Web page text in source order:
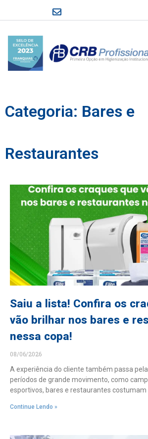
Categoria: Bares e
Restaurantes
Saiu a lista! Confira os
vão brilhar nos bares e
nessa copa!
08/06/2026
A experiência do cliente também passa
períodos de grande movimento, como
esportivos, bares e restaurantes
Continue Lendo »